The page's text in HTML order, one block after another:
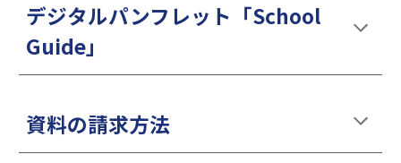
デジタルパンフレット「School
Guide」
資料の請求方法